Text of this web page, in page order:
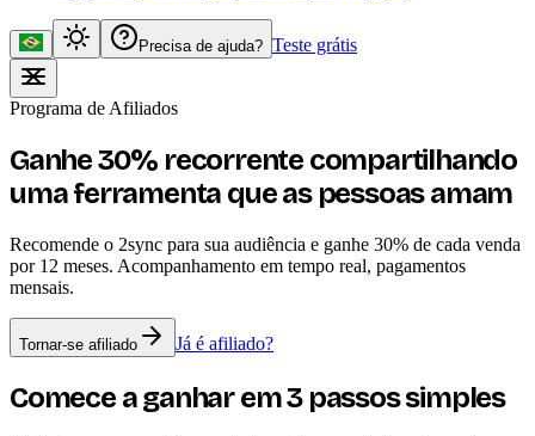
Precisa de ajuda? Teste grátis
Programa de Afiliados
Ganhe 30% recorrente compartilhando
uma ferramenta que as pessoas amam
Recomende o 2sync para sua audiência e ganhe 30% de cada venda
por 12 meses. Acompanhamento em tempo real, pagamentos
mensais.
Tornar-se afiliado Já é afiliado?
Comece a ganhar em 3 passos simples